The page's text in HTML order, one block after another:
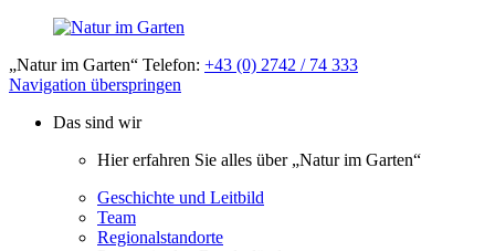
„Natur im Garten“ Telefon: +43 (0) 2742 / 74 333
Navigation überspringen
Das sind wir
Hier erfahren Sie alles über „Natur im Garten“
Geschichte und Leitbild
Team
Regionalstandorte